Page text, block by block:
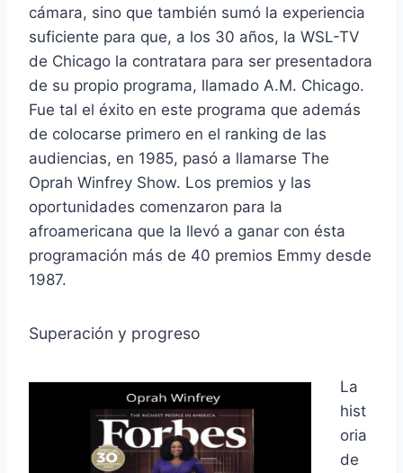
cámara, sino que también sumó la experiencia
suficiente para que, a los 30 años, la WSL-TV
de Chicago la contratara para ser presentadora
de su propio programa, llamado A.M. Chicago.
Fue tal el éxito en este programa que además
de colocarse primero en el ranking de las
audiencias, en 1985, pasó a llamarse The
Oprah Winfrey Show. Los premios y las
oportunidades comenzaron para la
afroamericana que la llevó a ganar con ésta
programación más de 40 premios Emmy desde
1987.
Superación y progreso
La
hist
oria
de